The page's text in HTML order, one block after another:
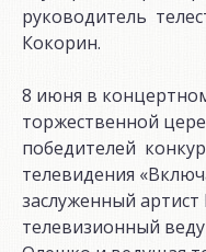
руководитель
Кокорин.
8 июня в
торжественной
победителей
телевидения
заслуженный артист
телевизионный